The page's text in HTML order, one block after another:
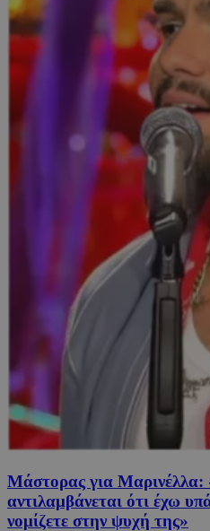
Μάστορας για Μαρινέλλα:
αντιλαμβάνεται ότι έχω
νομίζετε στην ψυχή της»